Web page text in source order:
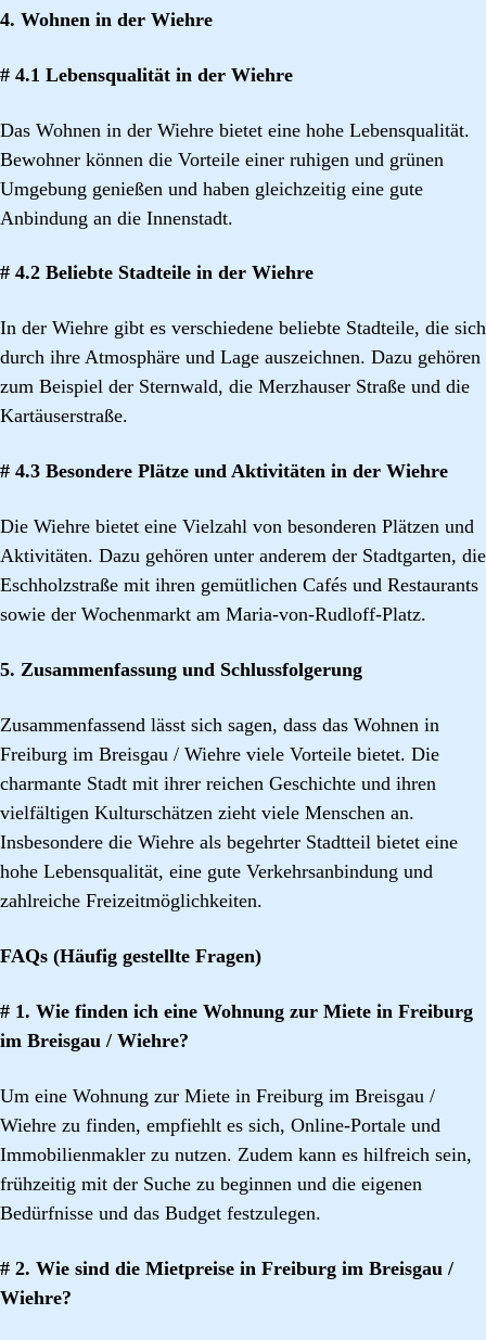
4. Wohnen in der Wiehre
# 4.1 Lebensqualität in der Wiehre
Das Wohnen in der Wiehre bietet eine hohe Lebensqualität.
Bewohner können die Vorteile einer ruhigen und grünen
Umgebung genießen und haben gleichzeitig eine gute
Anbindung an die Innenstadt.
# 4.2 Beliebte Stadteile in der Wiehre
In der Wiehre gibt es verschiedene beliebte Stadteile, die sich
durch ihre Atmosphäre und Lage auszeichnen. Dazu gehören
zum Beispiel der Sternwald, die Merzhauser Straße und die
Kartäuserstraße.
# 4.3 Besondere Plätze und Aktivitäten in der Wiehre
Die Wiehre bietet eine Vielzahl von besonderen Plätzen und
Aktivitäten. Dazu gehören unter anderem der Stadtgarten, die
Eschholzstraße mit ihren gemütlichen Cafés und Restaurants
sowie der Wochenmarkt am Maria-von-Rudloff-Platz.
5. Zusammenfassung und Schlussfolgerung
Zusammenfassend lässt sich sagen, dass das Wohnen in
Freiburg im Breisgau / Wiehre viele Vorteile bietet. Die
charmante Stadt mit ihrer reichen Geschichte und ihren
vielfältigen Kulturschätzen zieht viele Menschen an.
Insbesondere die Wiehre als begehrter Stadtteil bietet eine
hohe Lebensqualität, eine gute Verkehrsanbindung und
zahlreiche Freizeitmöglichkeiten.
FAQs (Häufig gestellte Fragen)
# 1. Wie finden ich eine Wohnung zur Miete in Freiburg
im Breisgau / Wiehre?
Um eine Wohnung zur Miete in Freiburg im Breisgau /
Wiehre zu finden, empfiehlt es sich, Online-Portale und
Immobilienmakler zu nutzen. Zudem kann es hilfreich sein,
frühzeitig mit der Suche zu beginnen und die eigenen
Bedürfnisse und das Budget festzulegen.
# 2. Wie sind die Mietpreise in Freiburg im Breisgau /
Wiehre?